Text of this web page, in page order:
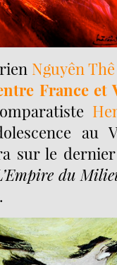
Nguyên
France et
au
sur le
du
.